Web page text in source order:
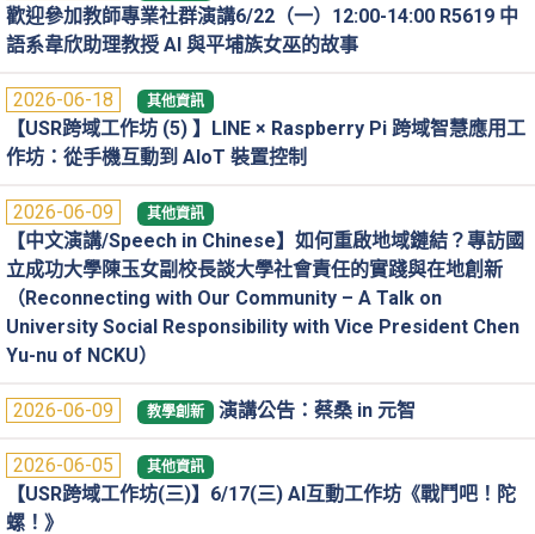
歡迎參加教師專業社群演講6/22（一）12:00-14:00 R5619 中
語系韋欣助理教授 AI 與平埔族女巫的故事
2026-06-18 其他資訊
【USR跨域工作坊 (5) 】LINE × Raspberry Pi 跨域智慧應用工
作坊：從手機互動到 AIoT 裝置控制
2026-06-09 其他資訊
【中文演講/Speech in Chinese】如何重啟地域鏈結？專訪國
立成功大學陳玉女副校長談大學社會責任的實踐與在地創新
（Reconnecting with Our Community – A Talk on
University Social Responsibility with Vice President Chen
Yu-nu of NCKU）
2026-06-09 教學創新 演講公告：蔡桑 in 元智
2026-06-05 其他資訊
【USR跨域工作坊(三)】6/17(三) AI互動工作坊《戰鬥吧！陀
螺！》